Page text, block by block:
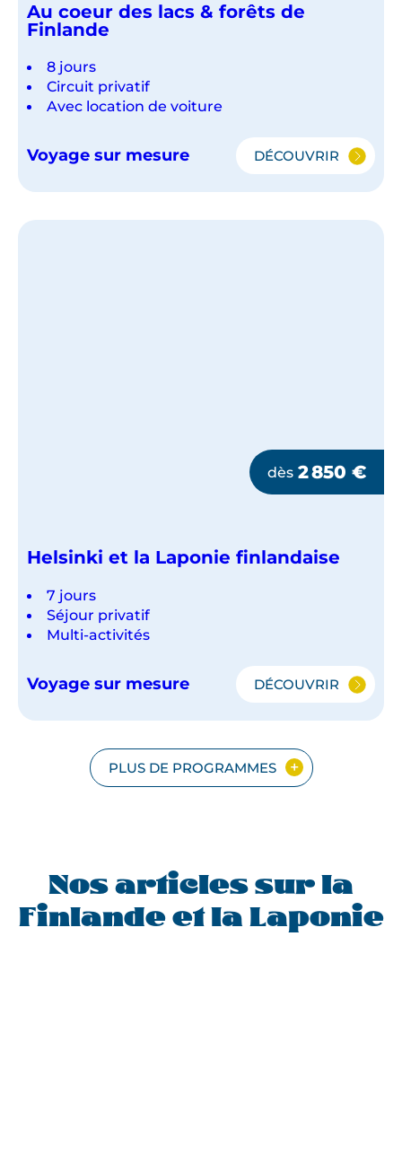
Au coeur des lacs & forêts de
Finlande
8 jours
Circuit privatif
Avec location de voiture
Voyage sur mesure DÉCOUVRIR
AU
LACS
dès 2 850 €
Helsinki et la Laponie finlandaise
7 jours
Séjour privatif
Multi-activités
Voyage sur mesure DÉCOUVRIR
HELSINKI
LAPONIE
FINLANDAISE
PLUS DE PROGRAMMES
Nos articles sur la
Finlande et la Laponie